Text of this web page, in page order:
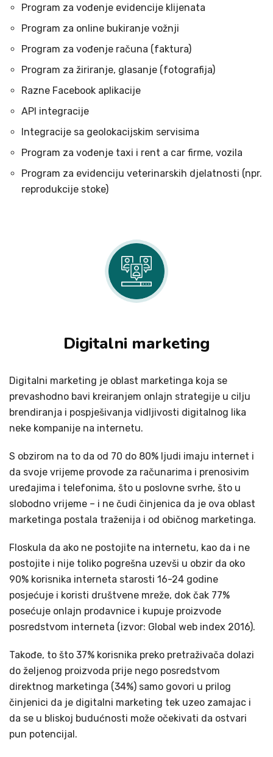
Program za vođenje evidencije klijenata
Program za online bukiranje vožnji
Program za vođenje računa (faktura)
Program za žiriranje, glasanje (fotografija)
Razne Facebook aplikacije
API integracije
Integracije sa geolokacijskim servisima
Program za vođenje taxi i rent a car firme, vozila
Program za evidenciju veterinarskih djelatnosti (npr.
reprodukcije stoke)
Digitalni marketing
Digitalni marketing je oblast marketinga koja se
prevashodno bavi kreiranjem onlajn strategije u cilju
brendiranja i pospješivanja vidljivosti digitalnog lika
neke kompanije na internetu.
S obzirom na to da od 70 do 80% ljudi imaju internet i
da svoje vrijeme provode za računarima i prenosivim
uređajima i telefonima, što u poslovne svrhe, što u
slobodno vrijeme – i ne čudi činjenica da je ova oblast
marketinga postala traženija i od običnog marketinga.
Floskula da ako ne postojite na internetu, kao da i ne
postojite i nije toliko pogrešna uzevši u obzir da oko
90% korisnika interneta starosti 16-24 godine
posjećuje i koristi društvene mreže, dok čak 77%
posećuje onlajn prodavnice i kupuje proizvode
posredstvom interneta (izvor: Global web index 2016).
Takođe, to što 37% korisnika preko pretraživača dolazi
do željenog proizvoda prije nego posredstvom
direktnog marketinga (34%) samo govori u prilog
činjenici da je digitalni marketing tek uzeo zamajac i
da se u bliskoj budućnosti može očekivati da ostvari
pun potencijal.